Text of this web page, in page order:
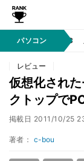
パソコン
クノロジ AI PC
レビュー
仮想化され
クトップで
掲載日 2011/10/25
著者： c-bou